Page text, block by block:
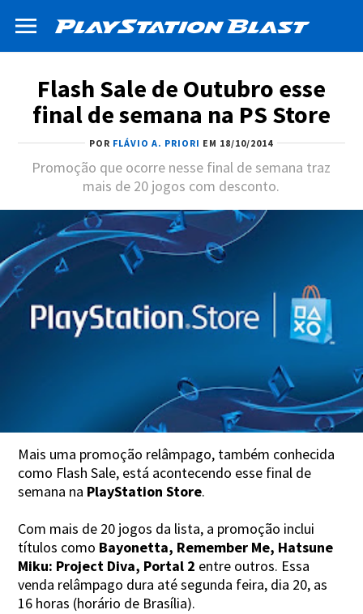
Flash Sale de Outubro esse
final de semana na PS Store
POR FLÁVIO A. PRIORI EM 18/10/2014
Promoção que ocorre nesse final de semana traz
mais de 20 jogos com desconto.
Mais uma promoção relâmpago, também conhecida
como Flash Sale, está acontecendo esse final de
semana na PlayStation Store.
Com mais de 20 jogos da lista, a promoção inclui
títulos como Bayonetta, Remember Me, Hatsune
Miku: Project Diva, Portal 2 entre outros. Essa
venda relâmpago dura até segunda feira, dia 20, as
16 horas (horário de Brasília).